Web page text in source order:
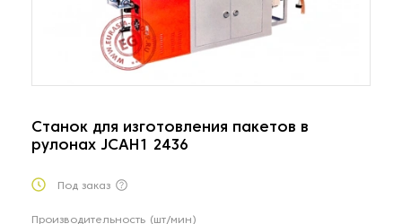
Станок для изготовления пакетов в
рулонах JCAH1 2436
Под заказ
Производительность (шт/мин)